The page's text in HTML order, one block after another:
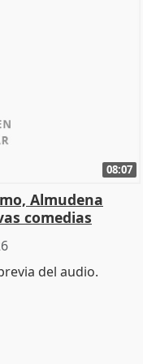
08:07
Almudena
comedias